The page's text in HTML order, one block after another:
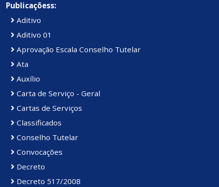
Publicaçõess:
Aditivo
Aditivo 01
Aprovação Escala Conselho Tutelar
Ata
Auxílio
Carta de Serviço - Geral
Cartas de Serviços
Classificados
Conselho Tutelar
Convocações
Decreto
Decreto 517/2008